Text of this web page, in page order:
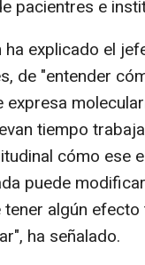
pacientres e
ha explicado el
de "entender
tiempo
cómo ese
puede
algún
ha señalado.